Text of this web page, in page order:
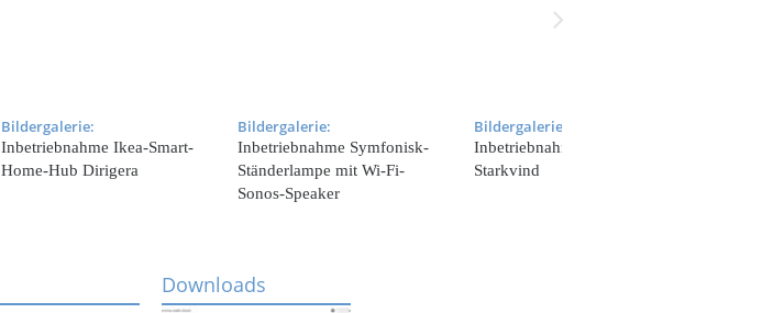
Bildergalerie:
Inbetriebnahme Ikea-Smart-
Home-Hub Dirigera
Bildergalerie:
Inbetriebnahme Symfonisk-
Ständerlampe mit Wi-Fi-
Sonos-Speaker
Bildergalerie:
Inbetriebnahme Luftreiniger
Starkvind
Downloads